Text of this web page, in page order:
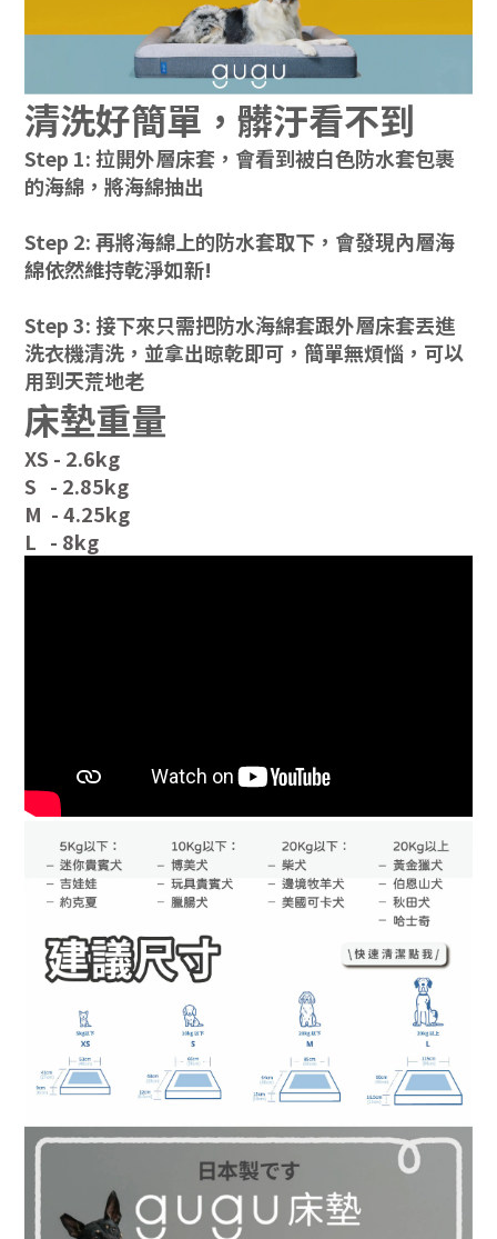
清洗好簡單，髒汙看不到
Step 1: 拉開外層床套，會看到被白色防水套包裹
的海綿，將海綿抽出
Step 2: 再將海綿上的防水套取下，會發現內層海
綿依然維持乾淨如新!
Step 3: 接下來只需把防水海綿套跟外層床套丟進
洗衣機清洗，並拿出晾乾即可，簡單無煩惱，可以
用到天荒地老
床墊重量
XS - 2.6kg
S - 2.85kg
M - 4.25kg
L - 8kg